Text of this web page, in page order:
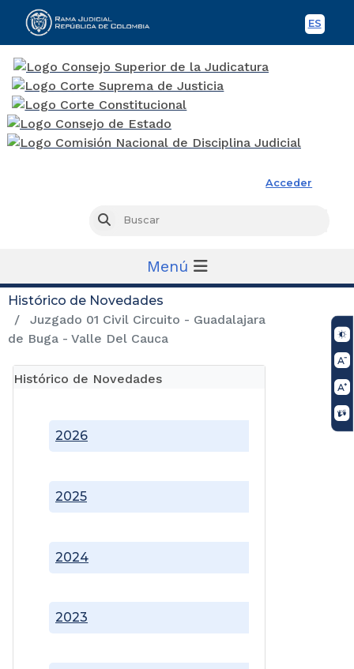
ES
Acceder
Buscar
Menú
Histórico de Novedades
Juzgado 01 Civil Circuito - Guadalajara
de Buga - Valle Del Cauca
Histórico de Novedades
2023
2024
2025
2026